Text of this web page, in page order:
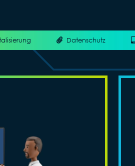
Datenschutz